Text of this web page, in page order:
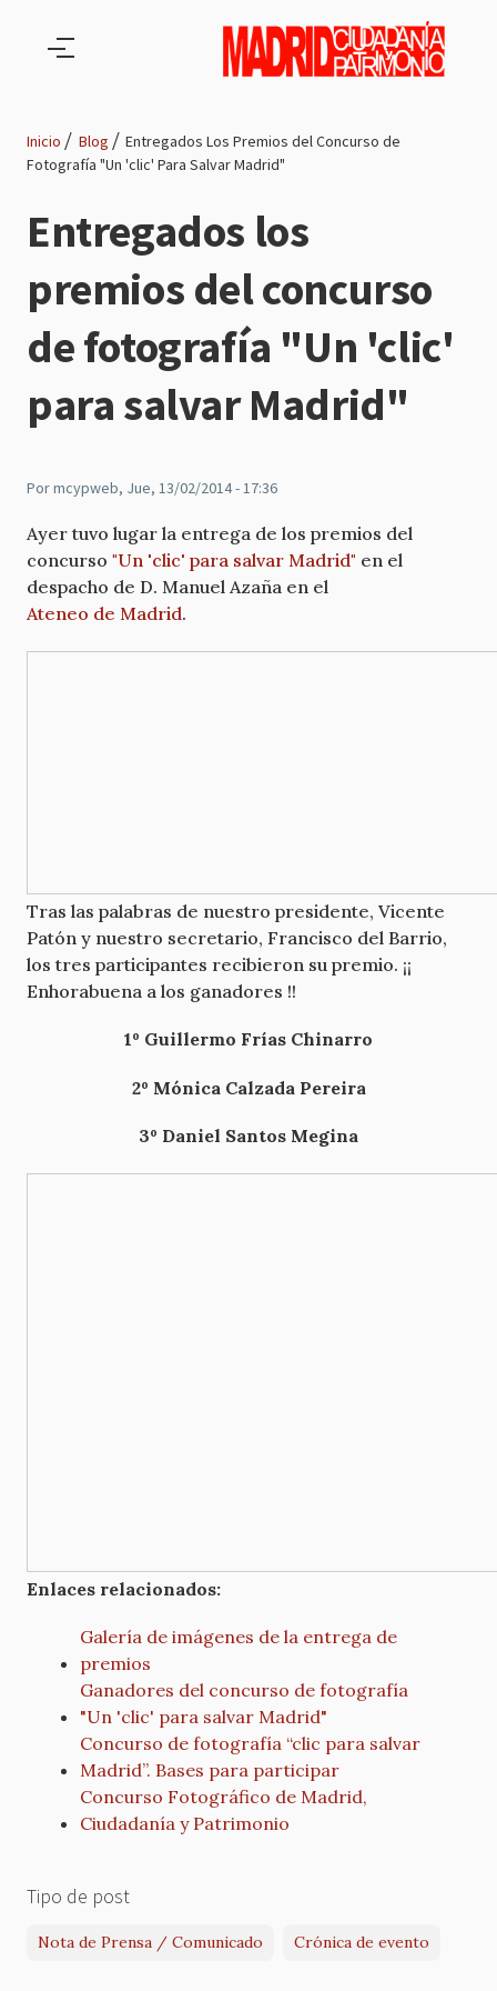
de
navegación
Inicio Blog
Entregados Los Premios del Concurso de
Fotografía "Un 'clic' Para Salvar Madrid"
Entregados los
premios del concurso
de fotografía "Un 'clic'
para salvar Madrid"
Pormcypweb, Jue, 13/02/2014 - 17:36
Ayer tuvo lugar la entrega de los premios del
concurso "Un 'clic' para salvar Madrid" en el
despacho de D. Manuel Azaña en el
Ateneo de Madrid.
Tras las palabras de nuestro presidente, Vicente
Patón y nuestro secretario, Francisco del Barrio,
los tres participantes recibieron su premio. ¡¡
Enhorabuena a los ganadores !!
1º Guillermo Frías Chinarro
2º Mónica Calzada Pereira
3º Daniel Santos Megina
Enlaces relacionados:
Galería de imágenes de la entrega de
premios
Ganadores del concurso de fotografía
"Un 'clic' para salvar Madrid"
Concurso de fotografía “clic para salvar
Madrid”. Bases para participar
Concurso Fotográfico de Madrid,
Ciudadanía y Patrimonio
Tipo de post
Nota de Prensa / Comunicado Crónica de evento